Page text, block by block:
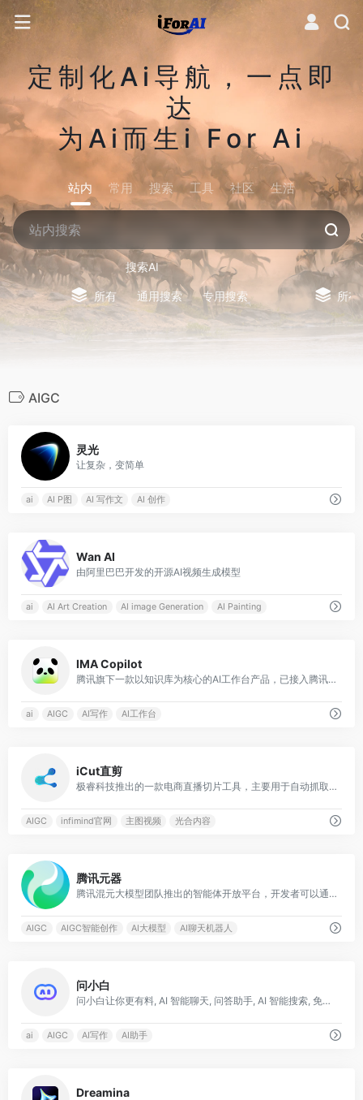
定制化Ai导航，一点即
达
为Ai而生i For Ai
站内 常用 搜索 工具 社区 生活
搜索AI
所有 通用搜索 专用搜索 所有
AIGC
灵光
让复杂，变简单
ai AI P图 AI 写作文 AI 创作
Wan AI
由阿里巴巴开发的开源AI视频生成模型
ai AI Art Creation AI image Generation AI Painting
IMA Copilot
腾讯旗下一款以知识库为核心的AI工作台产品，已接入腾讯混元大模型和DeepSeek R1模型满血版
ai AIGC AI写作 AI工作台
iCut直剪
极睿科技推出的一款电商直播切片工具，主要用于自动抓取直播卖点片段并生成短视频
AIGC infimind官网 主图视频 光合内容
腾讯元器
腾讯混元大模型团队推出的智能体开放平台，开发者可以通过插件、知识库、工作流等方式快速、低门槛打造高质量的智能体
AIGC AIGC智能创作 AI大模型 AI聊天机器人
问小白
问小白让你更有料, AI 智能聊天, 问答助手, AI 智能搜索, 免费无限量使用 DeepSeek R1 模型，支持联网搜索。
ai AIGC AI写作 AI助手
Dreamina